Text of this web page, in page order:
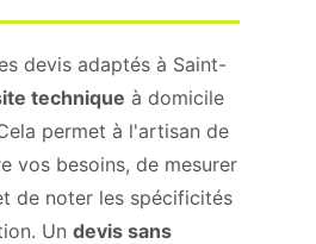
devis adaptés à Saint-
technique à domicile
permet à l'artisan de
vos besoins, de mesurer
de noter les spécificités
Un devis sans